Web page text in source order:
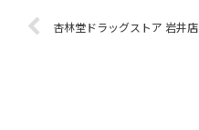
杏林堂ドラッグストア 岩井店